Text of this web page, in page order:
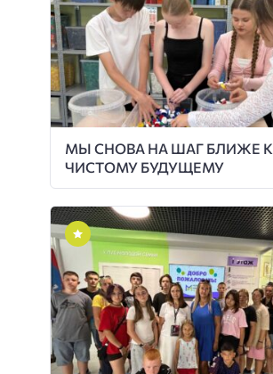
МЫ СНОВА НА ШАГ БЛИЖЕ К
ЧИСТОМУ БУДУЩЕМУ